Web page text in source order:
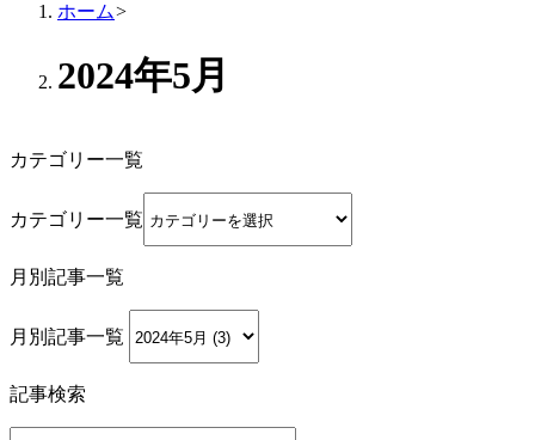
ホーム>
2024年5月
カテゴリー一覧
カテゴリー一覧
月別記事一覧
月別記事一覧
記事検索